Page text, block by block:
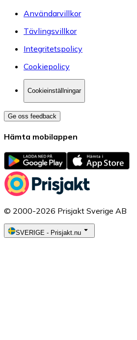
Användarvillkor
Tävlingsvillkor
Integritetspolicy
Cookiepolicy
Cookieinställningar
Ge oss feedback
Hämta mobilappen
© 2000-2026 Prisjakt Sverige AB
SVERIGE - Prisjakt.nu